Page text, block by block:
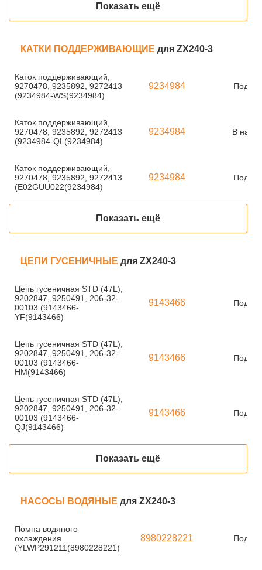
Показать ещё
КАТКИ ПОДДЕРЖИВАЮЩИЕ для ZX240-3
Каток поддерживающий,
9270478, 9235892, 9272413
(9234984-WS(9234984)
9234984 Под
Каток поддерживающий,
9270478, 9235892, 9272413
(9234984-QL(9234984)
9234984 В
Каток поддерживающий,
9270478, 9235892, 9272413
(E02GUU022(9234984)
9234984 Под
Показать ещё
ЦЕПИ ГУСЕНИЧНЫЕ для ZX240-3
Цепь гусеничная STD (47L),
9202847, 9250491, 206-32-
00103 (9143466-
YF(9143466)
9143466 Под
Цепь гусеничная STD (47L),
9202847, 9250491, 206-32-
00103 (9143466-
HM(9143466)
9143466 Под
Цепь гусеничная STD (47L),
9202847, 9250491, 206-32-
00103 (9143466-
QJ(9143466)
9143466 Под
Показать ещё
НАСОСЫ ВОДЯНЫЕ для ZX240-3
Помпа водяного
охлаждения
(YLWP291211(8980228221)
8980228221 Под